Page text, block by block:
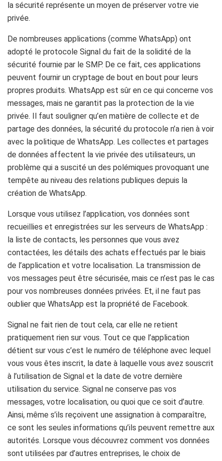
la sécurité représente un moyen de préserver votre vie
privée.
De nombreuses applications (comme WhatsApp) ont
adopté le protocole Signal du fait de la solidité de la
sécurité fournie par le SMP. De ce fait, ces applications
peuvent fournir un cryptage de bout en bout pour leurs
propres produits. WhatsApp est sûr en ce qui concerne vos
messages, mais ne garantit pas la protection de la vie
privée. Il faut souligner qu’en matière de collecte et de
partage des données, la sécurité du protocole n’a rien à voir
avec la politique de WhatsApp. Les collectes et partages
de données affectent la vie privée des utilisateurs, un
problème qui a suscité un des polémiques provoquant une
tempête au niveau des relations publiques depuis la
création de WhatsApp.
Lorsque vous utilisez l’application, vos données sont
recueillies et enregistrées sur les serveurs de WhatsApp :
la liste de contacts, les personnes que vous avez
contactées, les détails des achats effectués par le biais
de l’application et votre localisation. La transmission de
vos messages peut être sécurisée, mais ce n’est pas le cas
pour vos nombreuses données privées. Et, il ne faut pas
oublier que WhatsApp est la propriété de Facebook.
Signal ne fait rien de tout cela, car elle ne retient
pratiquement rien sur vous. Tout ce que l’application
détient sur vous c’est le numéro de téléphone avec lequel
vous vous êtes inscrit, la date à laquelle vous avez souscrit
à l’utilisation de Signal et la date de votre dernière
utilisation du service. Signal ne conserve pas vos
messages, votre localisation, ou quoi que ce soit d’autre.
Ainsi, même s’ils reçoivent une assignation à comparaître,
ce sont les seules informations qu’ils peuvent remettre aux
autorités. Lorsque vous découvrez comment vos données
sont utilisées par d’autres entreprises, le choix de